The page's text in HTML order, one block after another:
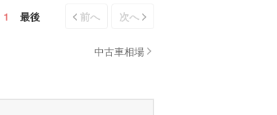
1 最後 前へ 次へ
中古車相場